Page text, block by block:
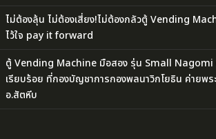
ไม่ต้องลุ้น ไม่ต้องเสี่ยง!ไม่ต้องกลัวตู้ Vending
ไว้ใจ pay it forward
ตู้ Vending Machine มือสอง รุ่น Small Nagomi
เรียบร้อย ที่กองบัญชาการกองพลนาวิกโยธิน ค่ายพระ
อ.สัตหีบ